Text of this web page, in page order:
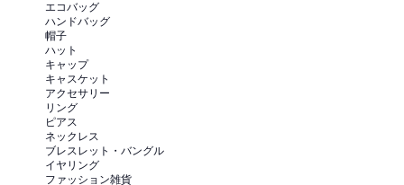
エコバッグ
ハンドバッグ
帽子
ハット
キャップ
キャスケット
アクセサリー
リング
ピアス
ネックレス
ブレスレット・バングル
イヤリング
ファッション雑貨